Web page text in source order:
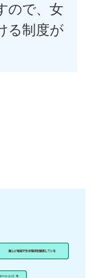
ので、女
る制度が